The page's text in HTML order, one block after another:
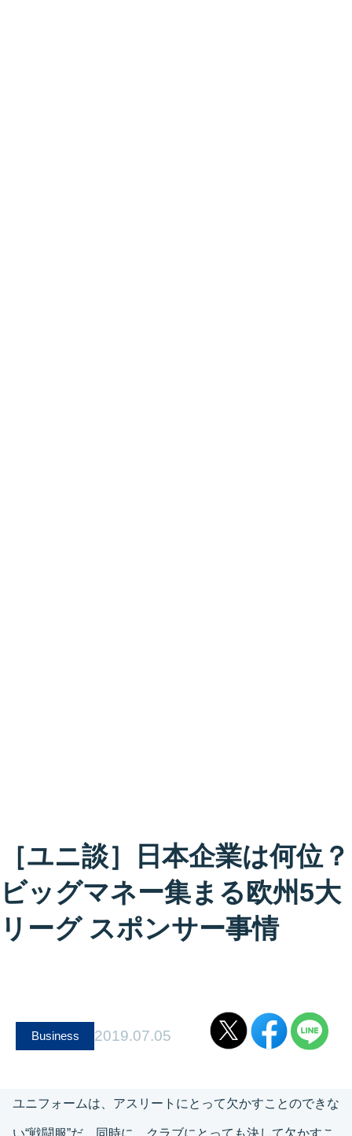
［ユニ談］日本企業は何位？
ビッグマネー集まる欧州5大
リーグ スポンサー事情
Business 2019.07.05
ユニフォームは、アスリートにとって欠かすことのできな
い“戦闘服”だ。同時に、クラブにとっても決して欠かすこ